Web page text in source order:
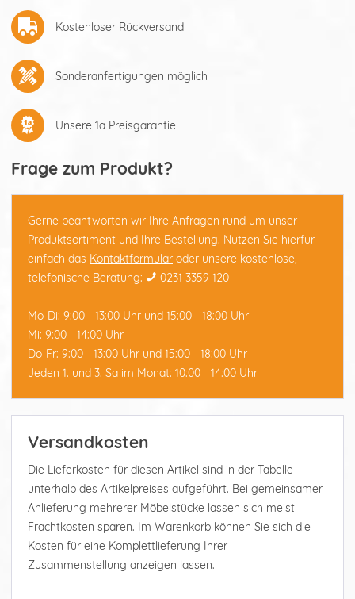
Kostenloser Rückversand
Sonderanfertigungen möglich
Unsere 1a Preisgarantie
Frage zum Produkt?
Gerne beantworten wir Ihre Anfragen rund um unser
Produktsortiment und Ihre Bestellung. Nutzen Sie hierfür
einfach das Kontaktformular oder unsere kostenlose,
telefonische Beratung:
0231 3359 120
Mo-Di: 9:00 - 13:00 Uhr und 15:00 - 18:00 Uhr
Mi: 9:00 - 14:00 Uhr
Do-Fr: 9:00 - 13:00 Uhr und 15:00 - 18:00 Uhr
Jeden 1. und 3. Sa im Monat: 10:00 - 14:00 Uhr
Versandkosten
Die Lieferkosten für diesen Artikel sind in der Tabelle
unterhalb des Artikelpreises aufgeführt. Bei gemeinsamer
Anlieferung mehrerer Möbelstücke lassen sich meist
Frachtkosten sparen. Im Warenkorb können Sie sich die
Kosten für eine Komplettlieferung Ihrer
Zusammenstellung anzeigen lassen.